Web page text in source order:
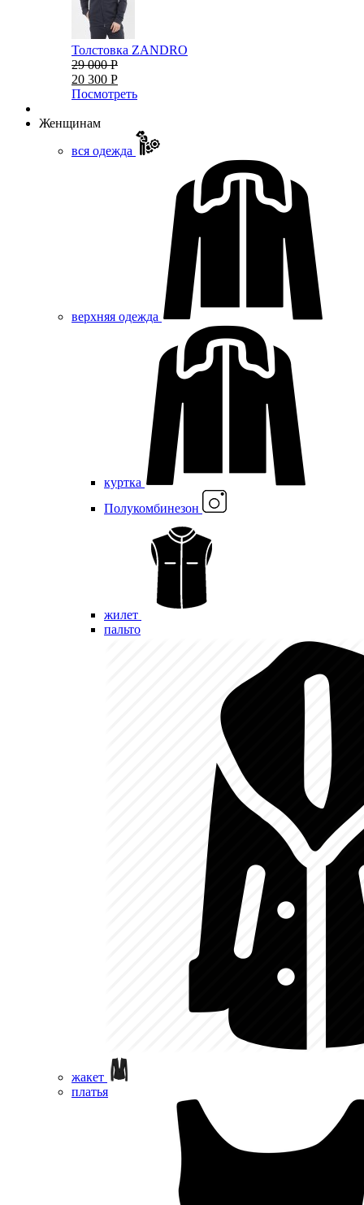
Толстовка ZANDRO
29 000 Р
20 300 Р
Посмотреть
Женщинам
вся одежда
верхняя одежда
куртка
Полукомбинезон
жилет
пальто
жакет
платья